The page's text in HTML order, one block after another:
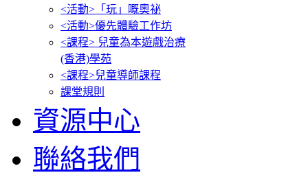
<活動>「玩」嘅奧祕
<活動>優先體驗工作坊
<課程> 兒童為本遊戲治療
(香港)學苑
<課程>兒童導師課程
課堂規則
資源中心
聯絡我們